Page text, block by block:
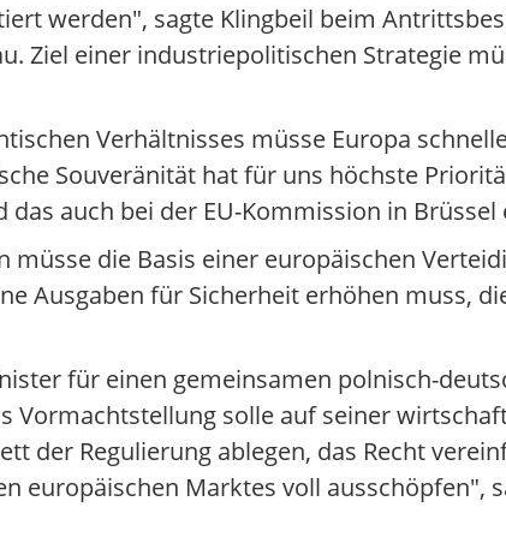
werden", sagte Klingbeil beim
Ziel einer industriepolitischen Strategie
Verhältnisses müsse Europa
Souveränität hat für uns höchste
auch bei der EU-Kommission in
müsse die Basis einer europäischen
Ausgaben für Sicherheit erhöhen muss,
für einen gemeinsamen polnisch-
Vormachtstellung solle auf seiner
der Regulierung ablegen, das Recht
europäischen Marktes voll ausschöpfen",